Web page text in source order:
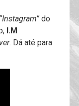
“Instagram” do
I.M
. Dá até para